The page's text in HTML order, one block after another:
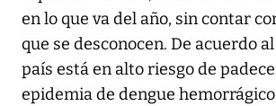
en lo que va del año, sin contar
que se desconocen. De acuerdo
país está en alto riesgo de
epidemia de dengue